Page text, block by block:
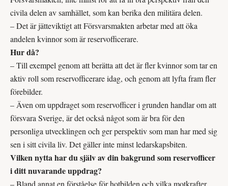
civila delen av samhället, som kan berika den militära delen.
– Det är jätteviktigt att Försvarsmakten arbetar med att öka
andelen kvinnor som är reservofficerare.
Hur då?
– Till exempel genom att berätta att det är fler kvinnor som tar en
aktiv roll som reservofficerare idag, och genom att lyfta fram fler
förebilder.
– Även om uppdraget som reservofficer i grunden handlar om att
försvara Sverige, är det också något som är bra för den
personliga utvecklingen och ger perspektiv som man har med sig
sen i sitt civila liv. Det gäller inte minst ledarskapsbiten.
Vilken nytta har du själv av din bakgrund som reservofficer
i ditt nuvarande uppdrag?
– Bland annat en förståelse för hotbilden och vilka motkrafter